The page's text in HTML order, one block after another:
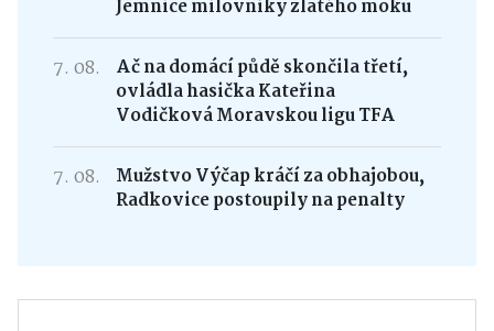
Jemnice milovníky zlatého moku
7. 08.
Ač na domácí půdě skončila třetí,
ovládla hasička Kateřina
Vodičková Moravskou ligu TFA
7. 08.
Mužstvo Výčap kráčí za obhajobou,
Radkovice postoupily na penalty